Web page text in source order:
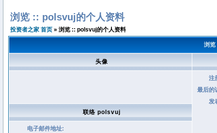
浏览 :: polsvuj的个人资料
投资者之家 首页 » 浏览 :: polsvuj的个人资料
浏
头像
注
最后的
发
联络 polsvuj
电子邮件地址: